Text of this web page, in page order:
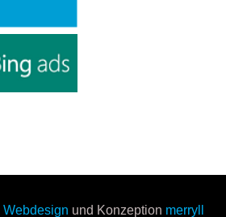
Webdesign und Konzeption merryll